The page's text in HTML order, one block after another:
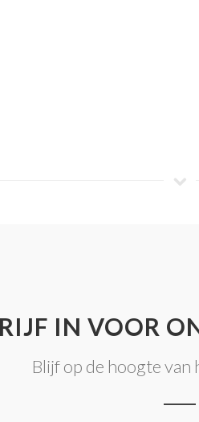
IN VOOR
Blijf op de hoogte van